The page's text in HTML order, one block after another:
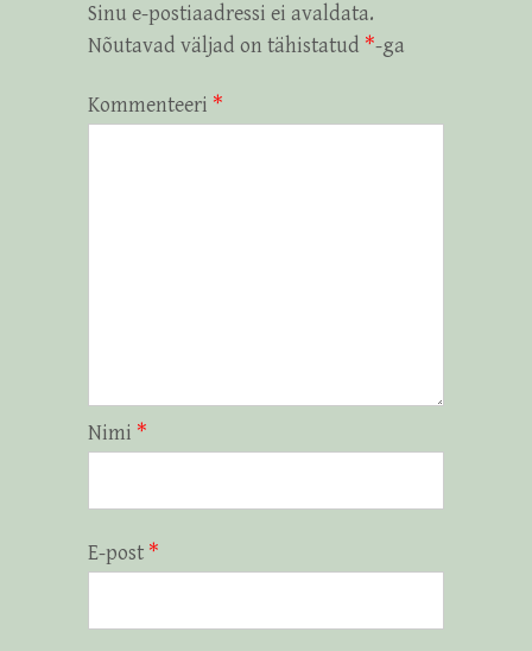
Sinu e-postiaadressi ei avaldata.
Nõutavad väljad on tähistatud *-ga
Kommenteeri *
Nimi *
E-post *